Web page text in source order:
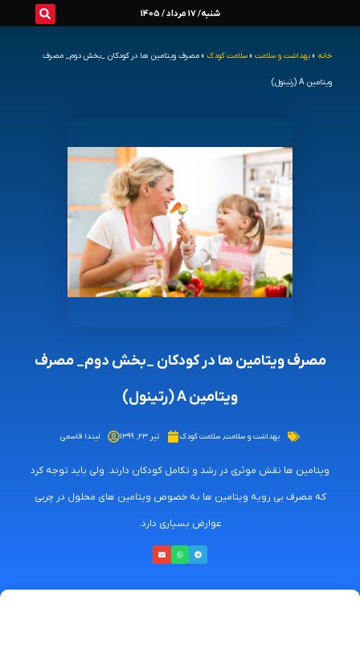
شنبه/ 17 مرداد / 1405
خانه » بهداشت و سلامت » سلامت کودک » مصرف ویتامین ها در کودکان _بخش دوم_ مصرف
ویتامین A (رتینول)
مصرف ویتامین ها در کودکان _بخش دوم_ مصرف
ویتامین A (رتینول)
بهداشت و سلامت, سلامت کودک تیر ۲۳, ۱۳۹۹ لیندا قاسمی
ویتامین ها نقش موثری در رشد و تکامل کودکان دارند. ولی باید توجه کرد
که مصرف بی رویه ویتامین ها به خصوص ویتامین های محلول در چربی
عوارض بسیاری دارد.